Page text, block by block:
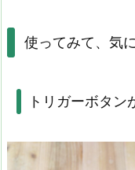
使ってみて、気
トリガーボタン